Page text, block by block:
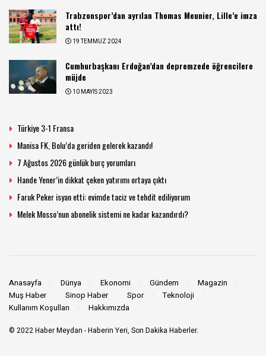
Trabzonspor’dan ayrılan Thomas Meunier, Lille’e imza
attı!
19 TEMMUZ 2024
Cumhurbaşkanı Erdoğan’dan depremzede öğrencilere
müjde
10 MAYIS 2023
Türkiye 3-1 Fransa
Manisa FK, Bolu’da geriden gelerek kazandı!
7 Ağustos 2026 günlük burç yorumları
Hande Yener’in dikkat çeken yatırımı ortaya çıktı
Faruk Peker isyan etti: evimde taciz ve tehdit ediliyorum
Melek Mosso’nun abonelik sistemi ne kadar kazandırdı?
Anasayfa Dünya Ekonomi Gündem
Magazin
Muş Haber
Sinop Haber Spor
Teknoloji
Kullanım Koşulları
Hakkımızda
© 2022Haber Meydan - Haberin Yeri, Son Dakika Haberler.